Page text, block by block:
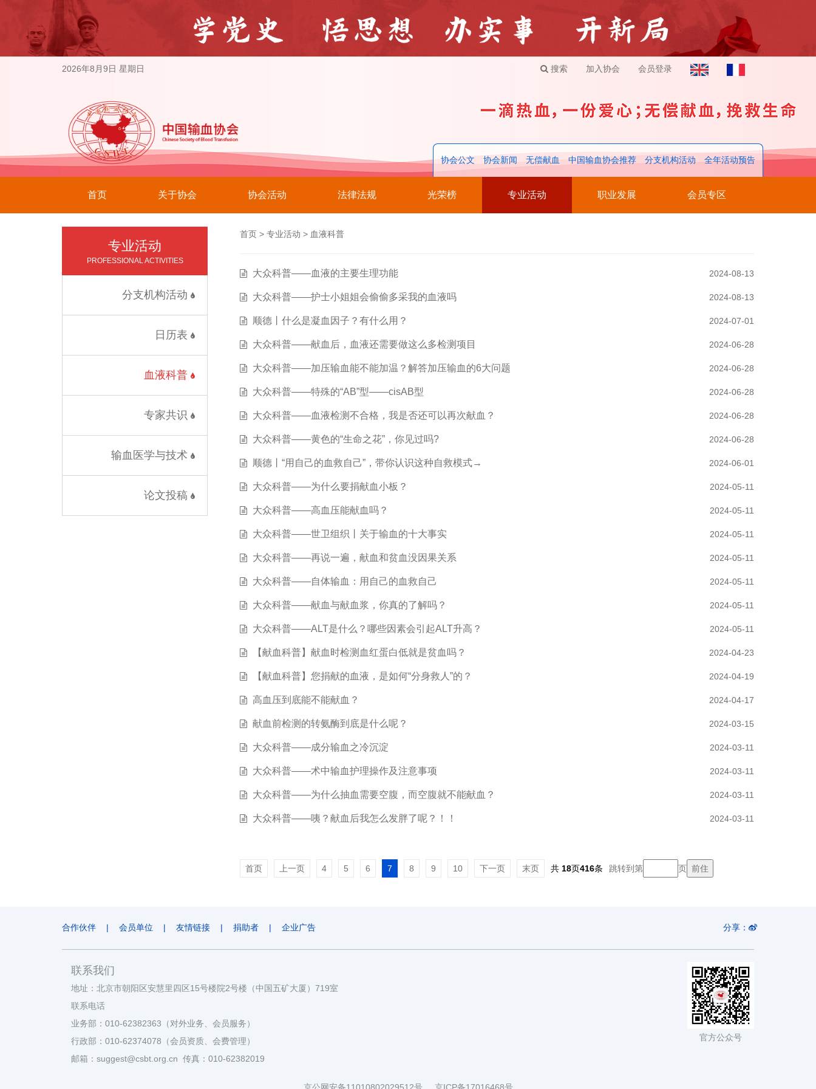
2026年8月9日 星期日 搜索 加入协会 会员登录
协会公文 协会新闻 无偿献血 中国输血协会推荐 分支机构活动 全年活动预告
首页 关于协会 协会活动 法律法规 光荣榜 专业活动 职业发展 会员专区
专业活动
PROFESSIONAL ACTIVITIES
分支机构活动
日历表
血液科普
专家共识
输血医学与技术
论文投稿
首页> 专业活动 > 血液科普
大众科普——血液的主要生理功能 2024-08-13
大众科普——护士小姐姐会偷偷多采我的血液吗 2024-08-13
顺德丨什么是凝血因子？有什么用？ 2024-07-01
大众科普——献血后，血液还需要做这么多检测项目 2024-06-28
大众科普——加压输血能不能加温？解答加压输血的6大问题 2024-06-28
大众科普——特殊的“AB”型——cisAB型 2024-06-28
大众科普——血液检测不合格，我是否还可以再次献血？ 2024-06-28
大众科普——黄色的“生命之花”，你见过吗? 2024-06-28
顺德丨“用自己的血救自己”，带你认识这种自救模式→ 2024-06-01
大众科普——为什么要捐献血小板？ 2024-05-11
大众科普——高血压能献血吗？ 2024-05-11
大众科普——世卫组织丨关于输血的十大事实 2024-05-11
大众科普——再说一遍，献血和贫血没因果关系 2024-05-11
大众科普——自体输血：用自己的血救自己 2024-05-11
大众科普——献血与献血浆，你真的了解吗？ 2024-05-11
大众科普——ALT是什么？哪些因素会引起ALT升高？ 2024-05-11
【献血科普】献血时检测血红蛋白低就是贫血吗？ 2024-04-23
【献血科普】您捐献的血液，是如何“分身救人”的？ 2024-04-19
高血压到底能不能献血？ 2024-04-17
献血前检测的转氨酶到底是什么呢？ 2024-03-15
大众科普——成分输血之冷沉淀 2024-03-11
大众科普——术中输血护理操作及注意事项 2024-03-11
大众科普——为什么抽血需要空腹，而空腹就不能献血？ 2024-03-11
大众科普——咦？献血后我怎么发胖了呢？！！ 2024-03-11
首页 上一页 4 5 6 7 8 9 10 下一页 末页 共 18页416条 跳转到第 页
合作伙伴 | 会员单位 | 友情链接 | 捐助者 | 企业广告 分享：
联系我们
地址：北京市朝阳区安慧里四区15号楼院2号楼（中国五矿大厦）719室
联系电话
业务部：010-62382363（对外业务、会员服务）
行政部：010-62374078（会员资质、会费管理）
邮箱：suggest@csbt.org.cn 传真：010-62382019
官方公众号